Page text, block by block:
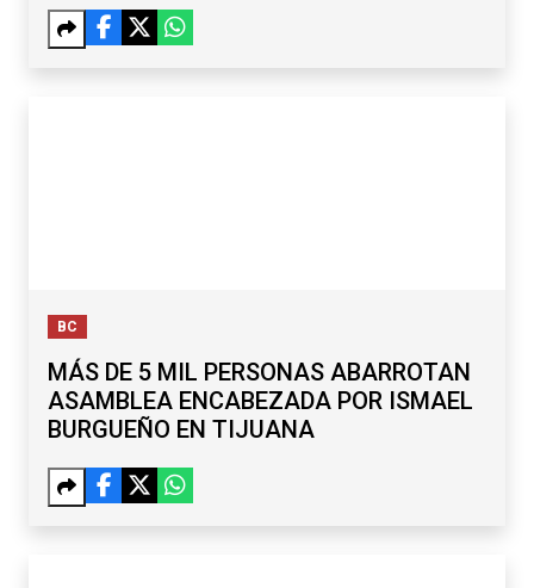
BC
MÁS DE 5 MIL PERSONAS ABARROTAN
ASAMBLEA ENCABEZADA POR ISMAEL
BURGUEÑO EN TIJUANA